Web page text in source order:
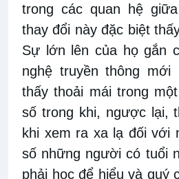
trong các quan hệ
thay đổi này đặc biệt
Sự lớn lên của họ gắn
nghệ truyền thông
thấy thoải mái trong
số trong khi, ngược lại,
khi xem ra xa lạ đối với
số những người có tuổi
phải học để hiểu và quý